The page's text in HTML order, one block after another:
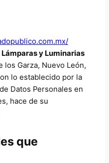
Lámparas y Luminarias
los Garza, Nuevo León,
lo establecido por la
Datos Personales en
hace de su
que